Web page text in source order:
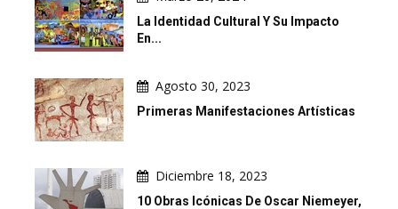
La Identidad Cultural Y Su Impacto
En...
Agosto 30, 2023
Primeras Manifestaciones Artísticas
Diciembre 18, 2023
10 Obras Icónicas De Oscar Niemeyer,